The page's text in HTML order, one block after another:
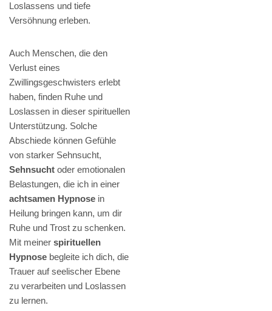
Loslassens und tiefe
Versöhnung erleben.
Auch Menschen, die den
Verlust eines
Zwillingsgeschwisters erlebt
haben, finden Ruhe und
Loslassen in dieser spirituellen
Unterstützung. Solche
Abschiede können Gefühle
von starker Sehnsucht,
Sehnsucht oder emotionalen
Belastungen, die ich in einer
achtsamen Hypnose in
Heilung bringen kann, um dir
Ruhe und Trost zu schenken.
Mit meiner spirituellen
Hypnose begleite ich dich, die
Trauer auf seelischer Ebene
zu verarbeiten und Loslassen
zu lernen.